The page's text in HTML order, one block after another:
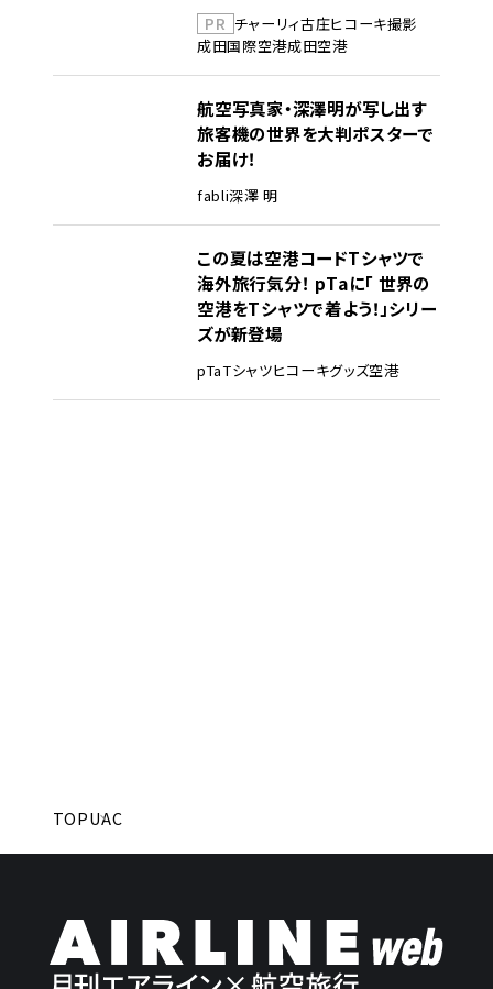
PR チャーリィ古庄ヒコーキ撮影
成田国際空港成田空港
航空写真家・深澤明が写し出す
旅客機の世界を大判ポスターで
お届け！
fabli深澤 明
この夏は空港コードTシャツで
海外旅行気分！ pTaに「 世界の
空港をTシャツで着よう！」シリー
ズが新登場
pTaTシャツヒコーキグッズ空港
TOPUAC